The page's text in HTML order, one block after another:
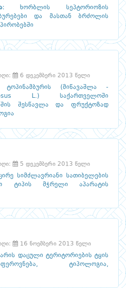
:ხორბლის სეპტორიოზის
და მასთან ბრძოლის
6 დეკემბერი 2013 წელი
ტოპინამბურის (მიწავაშლა -
L.) საქართველოში
შესწავლა და ფრუქტოზად
5 დეკემბერი 2013 წელი
სიმძლავრიანი სათიბელების
ტიპის მჭრელი აპარატის
16 ნოემბერი 2013 წელი
დაცული ტერიტორიების ტყის
ტიპოლოგია,